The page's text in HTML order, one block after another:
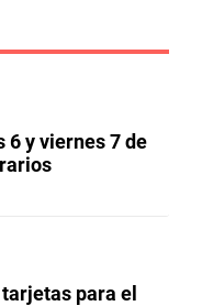
6 y viernes 7 de
para el